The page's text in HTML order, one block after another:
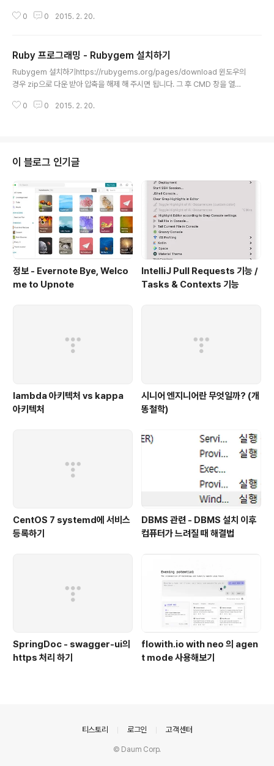
rl로 이동하는데 이 url을 복사해둔다. 그리고 이클립스를 동작 시킨 후에 메뉴
rl에 저장해둔 url을 입력하고 엔터를 누르면 2~3초 후에 aptana가 보일 것이
다. 왼쪽 체크상자에 체크 한 후 Next누른 후 동의한다는 의미를 체크 해주고 N
ext하게..
0 0 2015. 2. 20.
Ruby 프로그래밍 - Rubygem 설치하기
Rubygem 설치하기https://rubygems.org/pages/download 윈도우의
경우 zip으로 다운 받아 압축을 해제 해 주시면 됩니다. 그 후 CMD 창을 열고,
됩니다. 검은 창 하나가 나타날 겁니다. 그럼 이제 cmd창에서 쓰이는 명령어를
합니다. 저의 경우 C:\Ruby21-x64\bin 이렇게 경로가 되어있습니다. set PA
TH=C:\Ruby21-x64..
0 0 2015. 2. 20.
이 블로그 인기글
정보 - Evernote Bye, Welco
me to Upnote
IntelliJ Pull Requests 기능 /
Tasks & Contexts 기능
lambda 아키텍처 vs kappa
아키텍처
시니어 엔지니어란 무엇일까? (개
똥철학)
CentOS 7 systemd에 서비스
등록하기
DBMS 관련 - DBMS 설치 이후
컴퓨터가 느려질 때 해결법
SpringDoc - swagger-ui의
https 처리 하기
flowith.io with neo 의 agen
t mode 사용해보기
티스토리 로그인 고객센터
© Daum Corp.